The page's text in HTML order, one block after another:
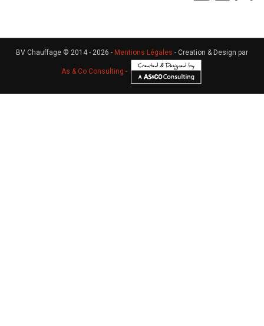
BV Chauffage © 2014 - 2026 - Mentions Légales - Creation & Design par
As & Co Consulting -